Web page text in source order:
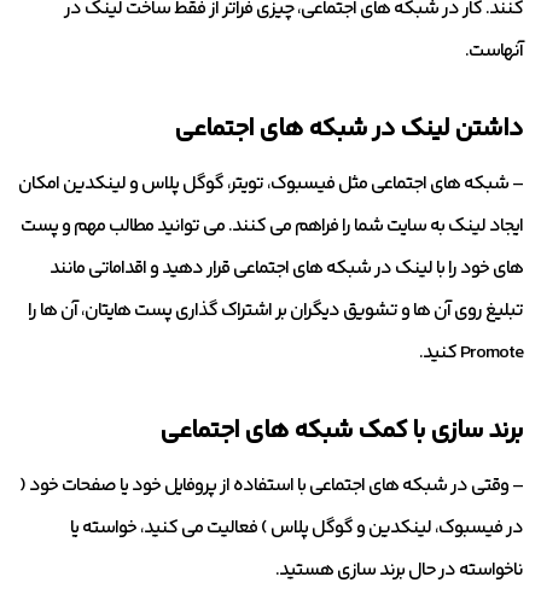
کنند. کار در شبکه های اجتماعی، چیزی فراتر از فقط ساخت لینک در
آنهاست.
داشتن لینک در شبکه های اجتماعی
– شبکه های اجتماعی مثل فیسبوک، تویتر، گوگل پلاس و لینکدین امکان
ایجاد لینک به سایت شما را فراهم می کنند. می توانید مطالب مهم و پست
های خود را با لینک در شبکه های اجتماعی قرار دهید و اقداماتی مانند
تبلیغ روی آن ها و تشویق دیگران بر اشتراک گذاری پست هایتان، آن ها را
Promote کنید.
برند سازی با کمک شبکه های اجتماعی
– وقتی در شبکه های اجتماعی با استفاده از پروفایل خود یا صفحات خود (
در فیسبوک، لینکدین و گوگل پلاس ) فعالیت می کنید، خواسته یا
ناخواسته در حال برند سازی هستید.